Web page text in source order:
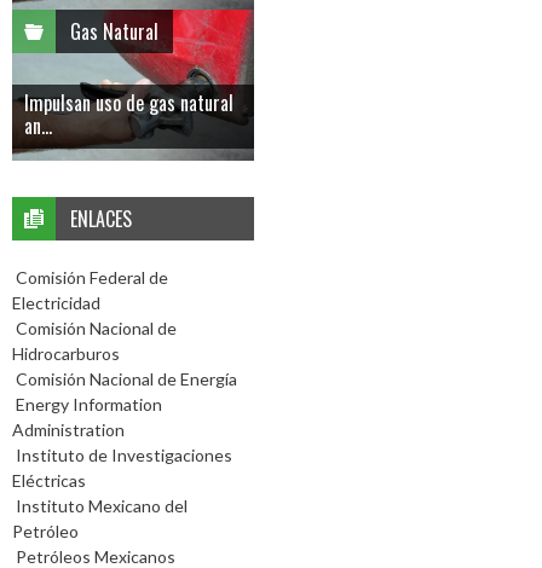
Gas Natural
Impulsan uso de gas natural
an...
ENLACES
Comisión Federal de
Electricidad
Comisión Nacional de
Hidrocarburos
Comisión Nacional de Energía
Energy Information
Administration
Instituto de Investigaciones
Eléctricas
Instituto Mexicano del
Petróleo
Petróleos Mexicanos